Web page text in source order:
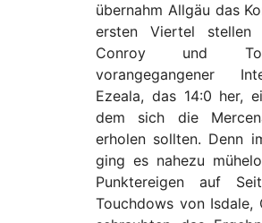
übernahm Allgäu das
ersten Viertel stellen
Conroy und
vorangegangener
Ezeala, das 14:0 her,
dem sich die
erholen sollten. Denn
ging es nahezu
Punktereigen auf
Touchdows von Isdale,